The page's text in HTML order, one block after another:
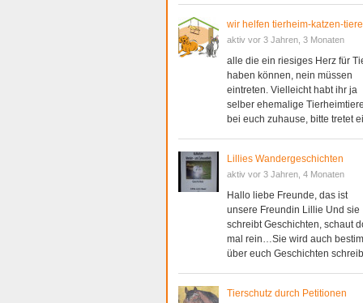
wir helfen tierheim-katzen-
aktiv vor 3 Jahren, 3 Monaten
alle die ein riesiges Herz für
haben können, nein müssen
eintreten. Vielleicht habt ihr ja
selber ehemalige
bei euch zuhause, bitte tretet
Lillies Wandergeschichten
aktiv vor 3 Jahren, 4 Monaten
Hallo liebe Freunde, das ist
unsere Freundin Lillie Und sie
schreibt Geschichten, schaut
mal rein…Sie wird auch
über euch Geschichten
Tierschutz durch Petitionen